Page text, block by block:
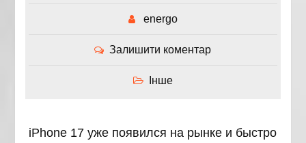
energo
Залишити коментар
Інше
iPhone 17 уже появился на рынке и быстро